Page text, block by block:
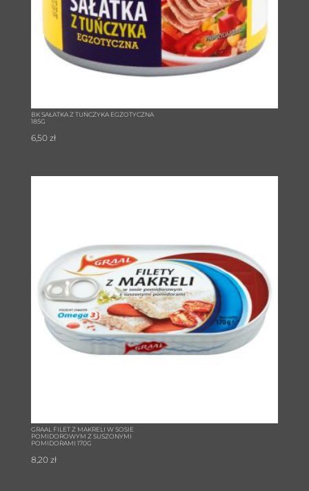
BK SAŁATKA Z TUŃCZYKA EGZOTYCZNA
185G
6,50 zł
GRAAL FILET Z MAKRELI W SOSIE
POMIDOROWYM Z SUSZONYMI
POMIDORAMI 170G
8,20 zł